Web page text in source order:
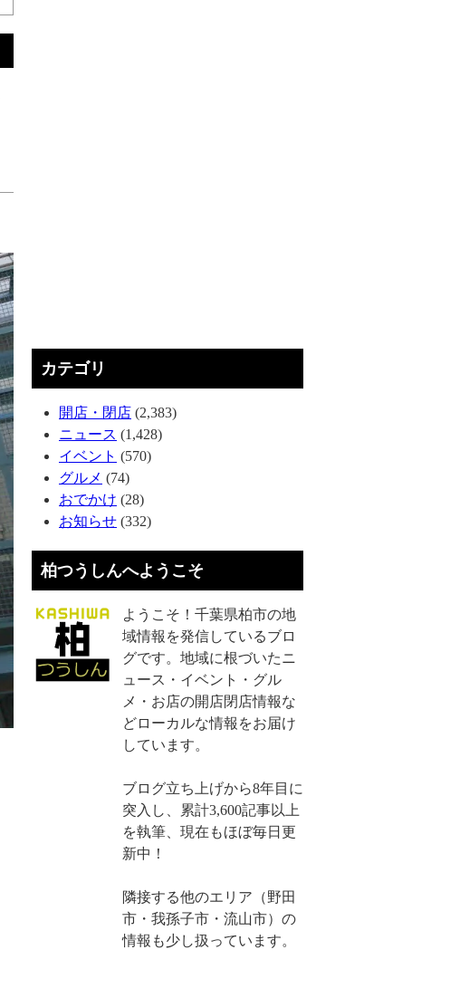
カテゴリ
開店・閉店 (2,383)
ニュース (1,428)
イベント (570)
グルメ (74)
おでかけ (28)
お知らせ (332)
柏つうしんへようこそ
ようこそ！千葉県柏市の地
域情報を発信しているブロ
グです。地域に根づいたニ
ュース・イベント・グル
メ・お店の開店閉店情報な
どローカルな情報をお届け
しています。
ブログ立ち上げから8年目に
突入し、累計3,600記事以上
を執筆、現在もほぼ毎日更
新中！
隣接する他のエリア（野田
市・我孫子市・流山市）の
情報も少し扱っています。